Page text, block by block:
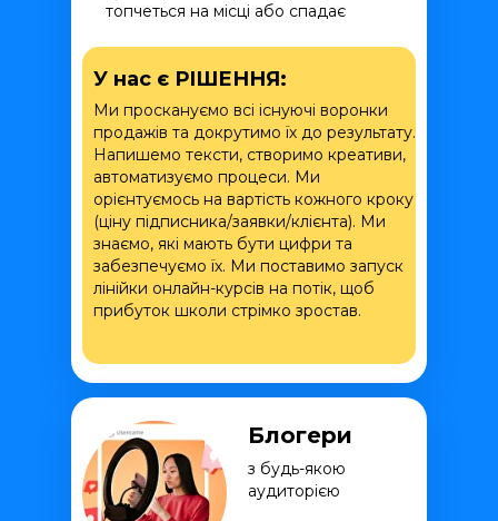
У нас є РІШЕННЯ:
Ми проскануємо всі існуючі воронки
продажів та докрутимо їх до результату.
Напишемо тексти, створимо креативи,
автоматизуємо процеси. Ми
орієнтуємось на вартість кожного кроку
(ціну підписника/заявки/клієнта). Ми
знаємо, які мають бути цифри та
забезпечуємо їх. Ми поставимо запуск
лінійки онлайн-курсів на потік, щоб
прибуток школи стрімко зростав.
топчеться на місці або спадає
Блогери
з будь-якою
аудиторією